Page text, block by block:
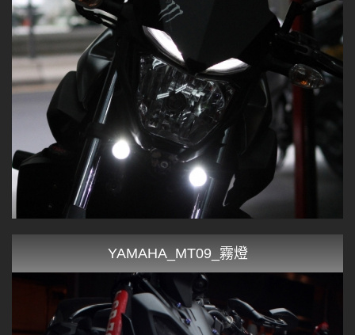
YAMAHA_MT09_霧燈